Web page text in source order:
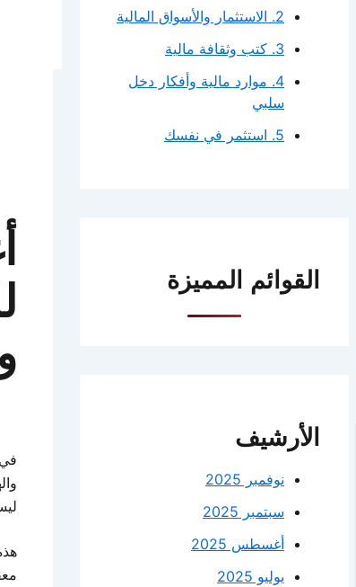
2. الاستثمار والأسواق المالية
3. كتب وثقافة مالية
4. موارد مالية وأفكار دخل
سلبي
5. استثمر في نفسك
القوائم المميزة
الأرشيف
نوفمبر 2025
سبتمبر 2025
أغسطس 2025
يوليو 2025